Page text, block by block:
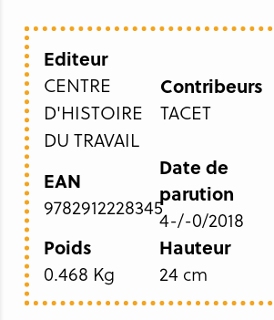
Editeur
CENTRE
D'HISTOIRE
DU TRAVAIL
Contribeurs
TACET
EAN
9782912228345
Date de
parution
4-/-0/2018
Poids
0.468 Kg
Hauteur
24 cm